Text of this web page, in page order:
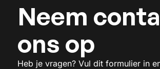
Neem
ons op
Heb je vragen? Vul dit formulier in